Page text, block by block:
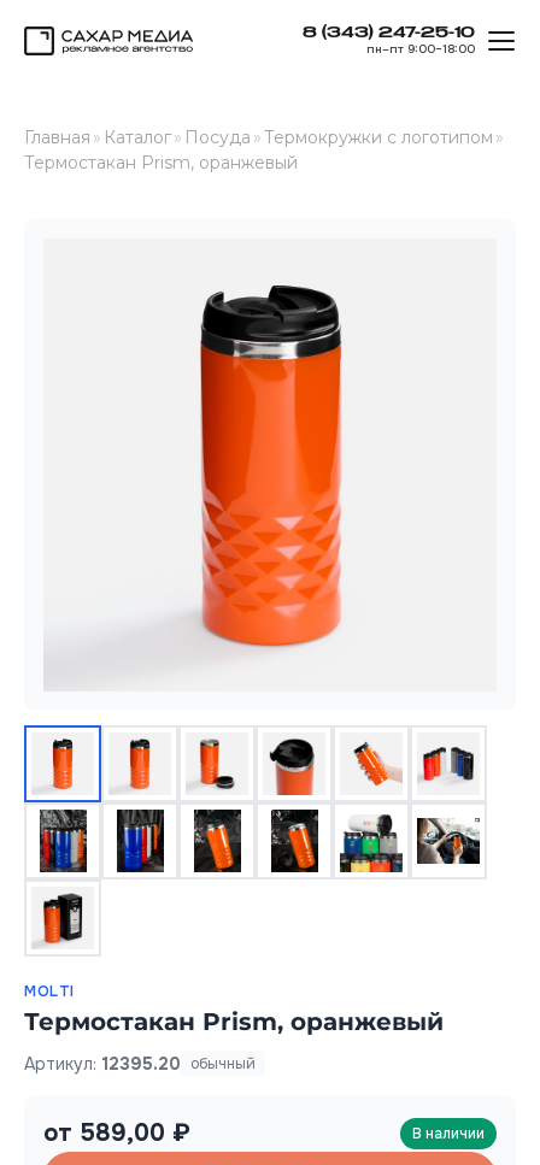
8 (343) 247-25-10
пн–пт 9:00–18:00
Главная » Каталог» Посуда »Термокружки с логотипом »
Термостакан Prism, оранжевый
MOLTI
Термостакан Prism, оранжевый
Артикул: 12395.20 обычный
от 589,00 ₽ В наличии